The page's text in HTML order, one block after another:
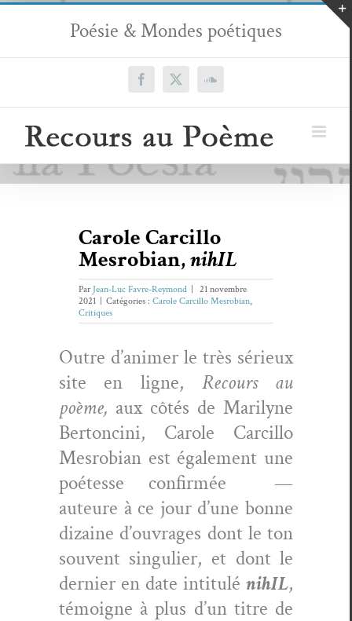
Passer
contenu
Poésie & Mondes poétiques
Facebook
X SoundCloud
Carole Carcillo
Mesrobian,nihIL
Par Jean-Luc Favre-Reymond
21 novembre
2021
Catégories : Carole Carcillo Mesrobian,
Critiques
Out­re d’animer le très sérieux
site en ligne, Recours au
poème, aux côtés de Mar­i­lyne
Bertonci­ni, Car­ole Car­cil­lo
Mes­ro­bian est égale­ment une
poétesse con­fir­mée —
auteure à ce jour d’une bonne
dizaine d’ouvrages dont le ton
sou­vent sin­guli­er, et dont le
dernier en date inti­t­ulénihIL,
témoigne à plus d’un titre de